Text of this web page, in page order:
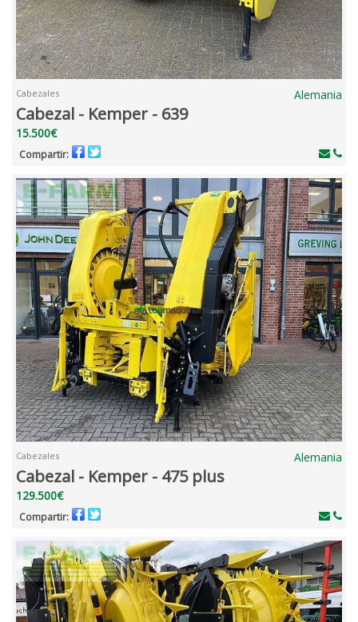
Cabezales Alemania
Cabezal - Kemper - 639
15.500€
Compartir:
Cabezales Alemania
Cabezal - Kemper - 475 plus
129.500€
Compartir: